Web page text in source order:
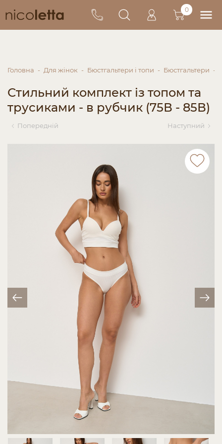
0
Головна Для жінок Бюстгальтери і топи Бюстгальтери
Стильний комплект із топом та
трусиками - в рубчик (75В - 85В)
Попередній Наступний